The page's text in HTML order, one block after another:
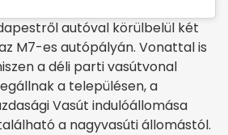
autóval körülbelül két
M7-es autópályán. Vonattal is
a déli parti vasútvonal
a településen, a
Vasút indulóállomása
a nagyvasúti állomástól.